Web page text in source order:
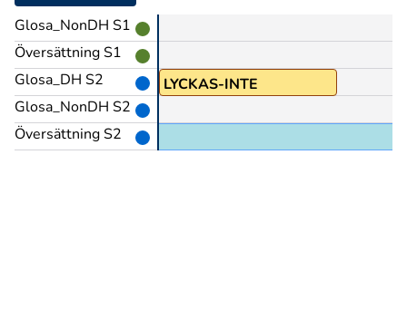
Glosa_NonDH S1
Översättning S1
Glosa_DH S2
Glosa_NonDH S2
Översättning S2
LYCKAS-INTE